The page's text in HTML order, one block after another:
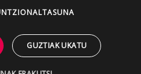
GUZTIAK UKATU